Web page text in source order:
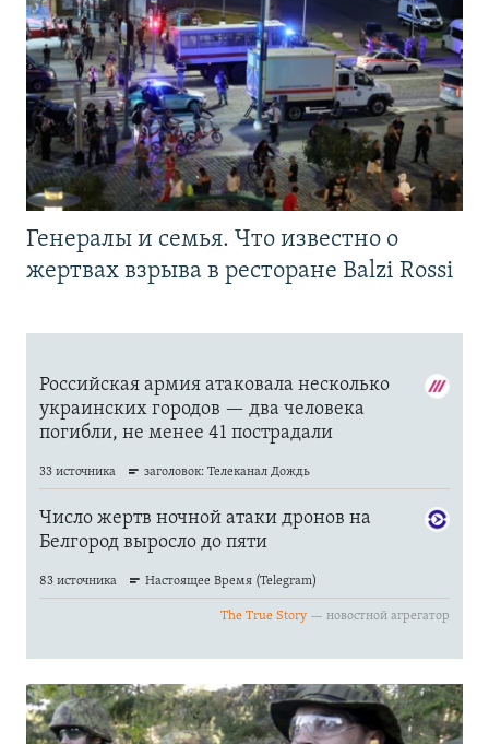
Генералы и семья. Что известно о
жертвах взрыва в ресторане Balzi Rossi